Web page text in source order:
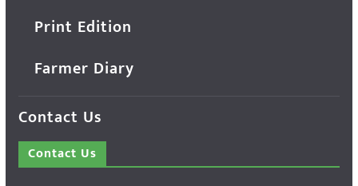
Print Edition
Farmer Diary
Contact Us
Contact Us